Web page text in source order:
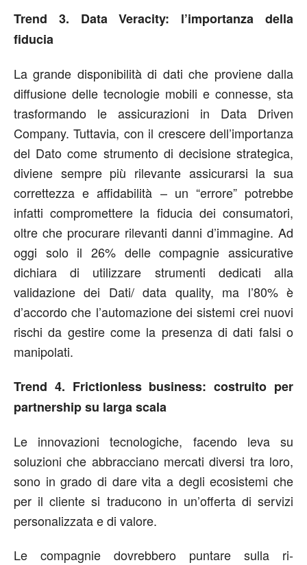
Trend 3. Data Veracity: l’importanza della
fiducia
La grande disponibilità di dati che proviene dalla
diffusione delle tecnologie mobili e connesse, sta
trasformando le assicurazioni in Data Driven
Company. Tuttavia, con il crescere dell’importanza
del Dato come strumento di decisione strategica,
diviene sempre più rilevante assicurarsi la sua
correttezza e affidabilità – un “errore” potrebbe
infatti compromettere la fiducia dei consumatori,
oltre che procurare rilevanti danni d’immagine. Ad
oggi solo il 26% delle compagnie assicurative
dichiara di utilizzare strumenti dedicati alla
validazione dei Dati/ data quality, ma l’80% è
d’accordo che l’automazione dei sistemi crei nuovi
rischi da gestire come la presenza di dati falsi o
manipolati.
Trend 4. Frictionless business: costruito per
partnership su larga scala
Le innovazioni tecnologiche, facendo leva su
soluzioni che abbracciano mercati diversi tra loro,
sono in grado di dare vita a degli ecosistemi che
per il cliente si traducono in un’offerta di servizi
personalizzata e di valore.
Le compagnie dovrebbero puntare sulla ri-